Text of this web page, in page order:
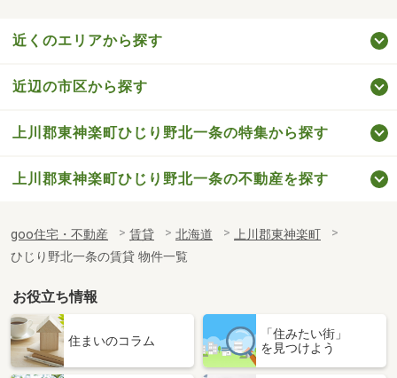
近くのエリアから探す
近辺の市区から探す
上川郡東神楽町ひじり野北一条の特集から探す
上川郡東神楽町ひじり野北一条の不動産を探す
goo住宅・不動産 賃貸 北海道
上川郡東神楽町
ひじり野北一条の賃貸 物件一覧
お役立ち情報
住まいのコラム
「住みたい街」
を見つけよう